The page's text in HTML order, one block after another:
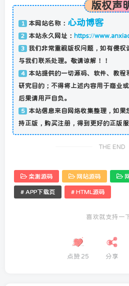
版权声
1 本网站名称： 心动博客
2 本站永久网址： https://
3 我们非常重视版权问题，如有侵权
与我们联系处理。敬请谅解！！
4 本站提供的一切源码、软件、教程
研究目的；不得将上述内容用于商业
后果请用户自负。
5 本站信息来自网络收集整理，如果
持正版，购买注册，得到更好的正版服
THE END
亲测源码 网站源码
# APP下载页 # HTML源码
喜欢就支持一
点赞 25 分享